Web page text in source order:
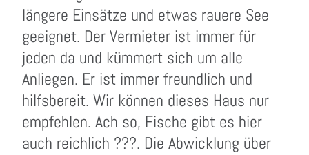
längere Einsätze und etwas rauere See
geeignet. Der Vermieter ist immer für
jeden da und kümmert sich um alle
Anliegen. Er ist immer freundlich und
hilfsbereit. Wir können dieses Haus nur
empfehlen. Ach so, Fische gibt es hier
auch reichlich ???. Die Abwicklung über